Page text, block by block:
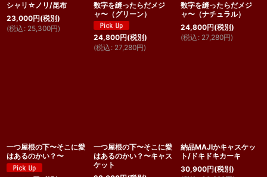
シャリ☆ノリ/昆布
23,000円(税別)
(税込 : 25,300円)
数字を縫ったらだメジ
ャ〜（グリーン）
24,800円(税別)
(税込 : 27,280円)
数字を縫ったらだメジ
ャ〜（ナチュラル）
24,800円(税別)
(税込 : 27,280円)
一つ屋根の下〜そこに愛
はあるのかい？〜
一つ屋根の下〜そこに愛
はあるのかい？〜キャス
ケット
納品MAJIかキャスケッ
ト/ドキドキカーキ
30,900円(税別)